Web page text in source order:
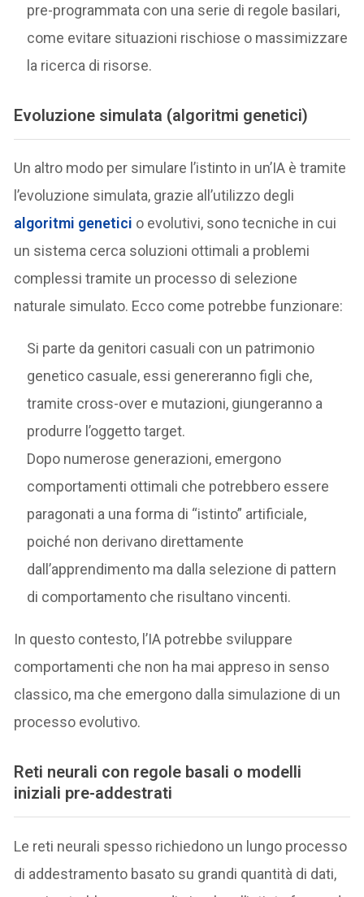
pre-programmata con una serie di regole basilari,
come evitare situazioni rischiose o massimizzare
la ricerca di risorse.
Evoluzione simulata (algoritmi genetici)
Un altro modo per simulare l’istinto in un’IA è tramite
l’evoluzione simulata, grazie all’utilizzo degli
algoritmi genetici o evolutivi, sono tecniche in cui
un sistema cerca soluzioni ottimali a problemi
complessi tramite un processo di selezione
naturale simulato. Ecco come potrebbe funzionare:
Si parte da genitori casuali con un patrimonio
genetico casuale, essi genereranno figli che,
tramite cross-over e mutazioni, giungeranno a
produrre l’oggetto target.
Dopo numerose generazioni, emergono
comportamenti ottimali che potrebbero essere
paragonati a una forma di “istinto” artificiale,
poiché non derivano direttamente
dall’apprendimento ma dalla selezione di pattern
di comportamento che risultano vincenti.
In questo contesto, l’IA potrebbe sviluppare
comportamenti che non ha mai appreso in senso
classico, ma che emergono dalla simulazione di un
processo evolutivo.
Reti neurali con regole basali o modelli
iniziali pre-addestrati
Le reti neurali spesso richiedono un lungo processo
di addestramento basato su grandi quantità di dati,